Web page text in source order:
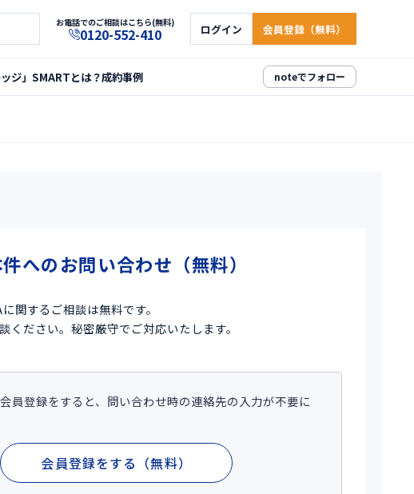
お電話でのご相談はこちら(無料)
0120-552-410 ログイン 会員登録（無料）
ジ」 SMARTとは？成約事例 noteでフォロー
へのお問い合わせ（無料）
関するご相談は無料です。
ください。秘密厳守でご対応いたします。
員登録をすると、問い合わせ時の連絡先の入力が不要に
会員登録をする（無料）